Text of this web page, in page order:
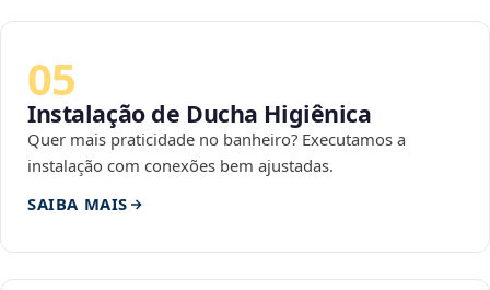
05
Instalação de Ducha Higiênica
Quer mais praticidade no banheiro? Executamos a
instalação com conexões bem ajustadas.
SAIBA MAIS